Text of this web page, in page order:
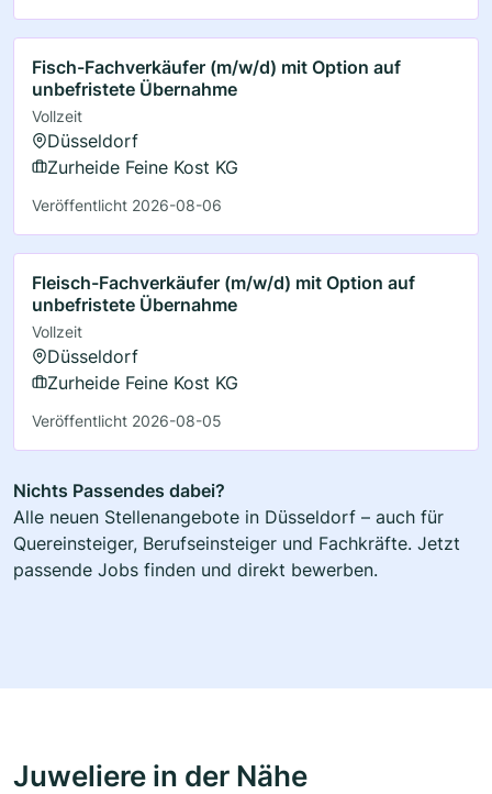
Fisch-Fachverkäufer (m/w/d) mit Option auf
unbefristete Übernahme
Vollzeit
Düsseldorf
Zurheide Feine Kost KG
Veröffentlicht 2026-08-06
Fleisch-Fachverkäufer (m/w/d) mit Option auf
unbefristete Übernahme
Vollzeit
Düsseldorf
Zurheide Feine Kost KG
Veröffentlicht 2026-08-05
Nichts Passendes dabei?
Alle neuen Stellenangebote in Düsseldorf – auch für
Quereinsteiger, Berufseinsteiger und Fachkräfte. Jetzt
passende Jobs finden und direkt bewerben.
Juweliere in der Nähe